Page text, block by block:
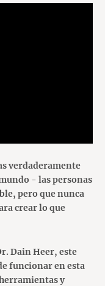
verdaderamente
- las personas
pero que nunca
crear lo que
Dain Heer, este
funcionar en esta
y